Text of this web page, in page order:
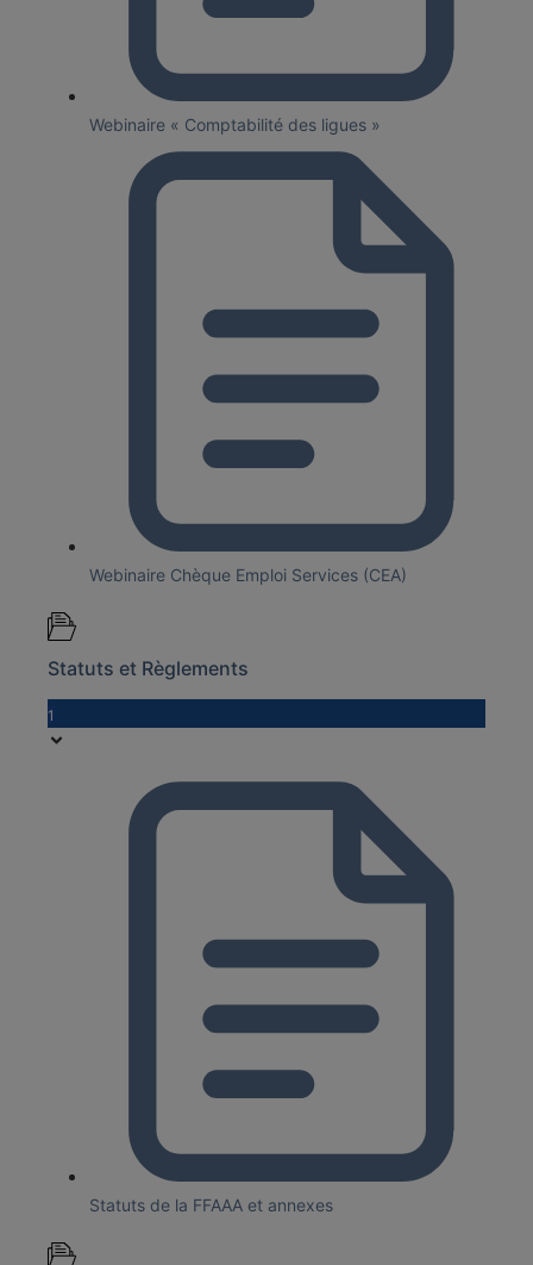
Webinaire « Comptabilité des ligues »
Webinaire Chèque Emploi Services (CEA)
Statuts et Règlements
1
Statuts de la FFAAA et annexes